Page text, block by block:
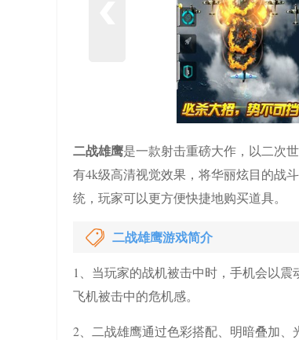
二战雄鹰是一款射击重磅大作，以二次
有4k级高清视觉效果，将华丽炫目的战
统，玩家可以更方便快捷地购买道具。
二战雄鹰游戏简介
1、当玩家的战机被击中时，手机会以
飞机被击中的危机感。
2、二战雄鹰通过色彩搭配、明暗叠加